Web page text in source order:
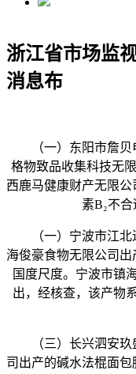
浙江省市场监
消息布
（一）东阳市詹贝
格物致品收集科技无
西鹿马健康财产无限
素B₂不合
（一）宁波市江北
海俊豪食物无限公司
国度尺度。宁波市镇
出，经核查，该产物
（三）长兴泗安玖
司出产的碱水法棍面